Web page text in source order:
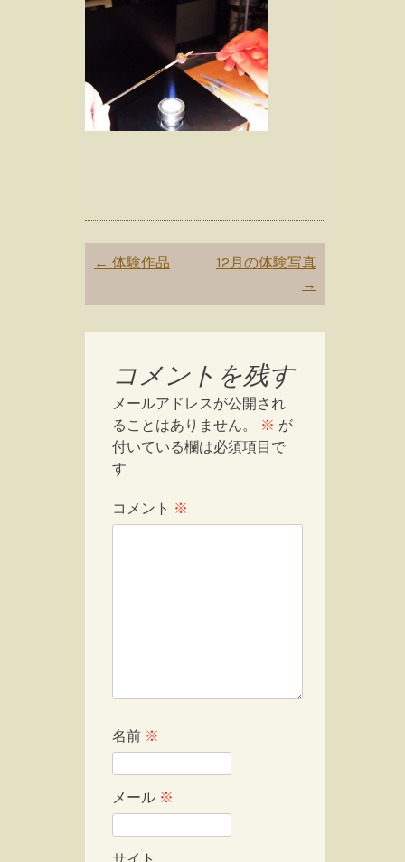
Post
← 体験作品
12月の体験写真
→
コメントを残す
メールアドレスが公開され
ることはありません。
※ が
付いている欄は必須項目で
す
コメント ※
名前 ※
メール ※